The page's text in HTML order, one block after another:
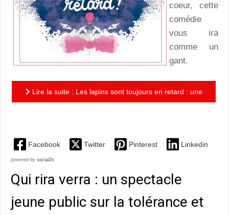
coeur, cette
comédie
vous ira
comme un
gant.
Lire la suite : Les lapins sont toujours en retard : une
Facebook Twitter Pinterest Linkedin
powered by social2s
Qui rira verra : un spectacle
jeune public sur la tolérance et